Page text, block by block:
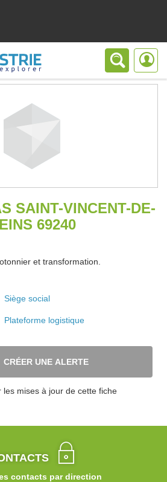
SAINT-VINCENT-DE-
69240
et transformation.
Siège social
Plateforme logistique
CRÉER UNE ALERTE
les mises à jour de cette fiche
contacts par direction